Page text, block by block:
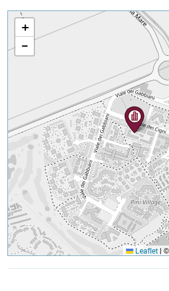
+
−
Leaflet| ©